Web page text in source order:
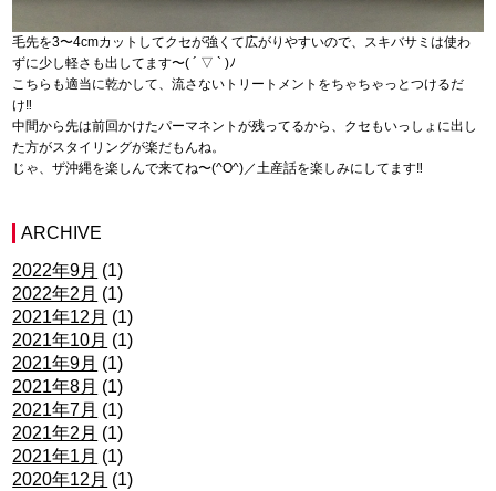
毛先を3〜4cmカットしてクセが強くて広がりやすいので、スキバサミは使わ
ずに少し軽さも出してます〜( ´ ▽ ` )ﾉ
こちらも適当に乾かして、流さないトリートメントをちゃちゃっとつけるだ
け‼︎
中間から先は前回かけたパーマネントが残ってるから、クセもいっしょに出し
た方がスタイリングが楽だもんね。
じゃ、ザ沖縄を楽しんで来てね〜(^O^)／土産話を楽しみにしてます‼︎
ARCHIVE
2022年9月 (1)
2022年2月 (1)
2021年12月 (1)
2021年10月 (1)
2021年9月 (1)
2021年8月 (1)
2021年7月 (1)
2021年2月 (1)
2021年1月 (1)
2020年12月 (1)